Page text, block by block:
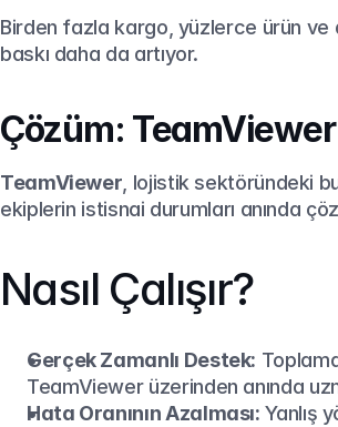
Birden fazla kargo, yüzlerce ürün ve
baskı daha da artıyor.
Çözüm:
TeamViewer , lojistik sektöründeki
ekiplerin istisnai durumları anında
Nasıl Çalışır?
Gerçek Zamanlı Destek:
TeamViewer üzerinden anında
Hata Oranının Azalması: Yanlış